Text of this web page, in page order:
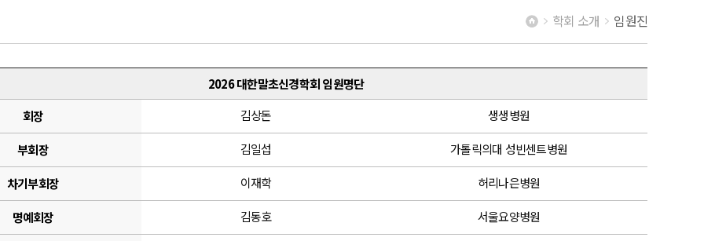
학회 소개 임원진
2026 대한말초신경학회 임원명단
회장
김상돈 생생병원
부회장 김일섭 가톨릭의대 성빈센트병원
차기부회장 이재학 허리나은병원
명예회장 김동호 서울요양병원